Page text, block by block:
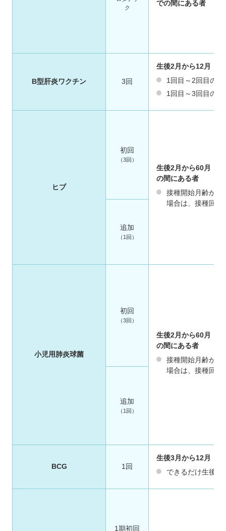
ク
での間にある者
B型肝炎ワクチン 3回
生後2月から12月（1
1回目～2回目の
1回目～3回目の
ヒブ
初回
（3回）
生後2月から60月（5
の間にある者
接種開始月齢が生
場合は、接種回数
追加
（1回）
小児用肺炎球菌
初回
（3回）
生後2月から60月（5
の間にある者
接種開始月齢が生
場合は、接種回数
追加
（1回）
BCG 1回
生後3月から12月（1
できるだけ生後5
1期初回